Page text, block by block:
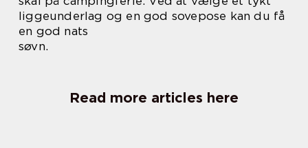
liggeunderlag og en god sovepose kan du få
en god nats
søvn.
Read more articles here